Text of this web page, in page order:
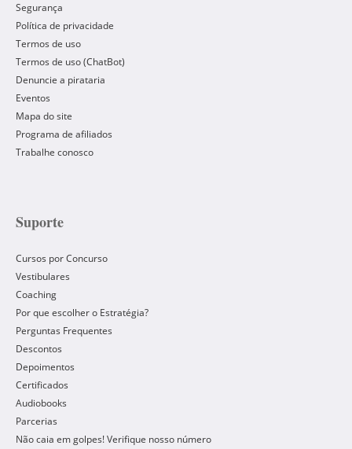
Segurança
Política de privacidade
Termos de uso
Termos de uso (ChatBot)
Denuncie a pirataria
Eventos
Mapa do site
Programa de afiliados
Trabalhe conosco
Suporte
Cursos por Concurso
Vestibulares
Coaching
Por que escolher o Estratégia?
Perguntas Frequentes
Descontos
Depoimentos
Certificados
Audiobooks
Parcerias
Não caia em golpes! Verifique nosso número